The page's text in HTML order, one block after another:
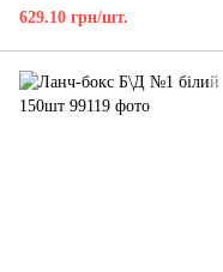
629.10 грн/шт.